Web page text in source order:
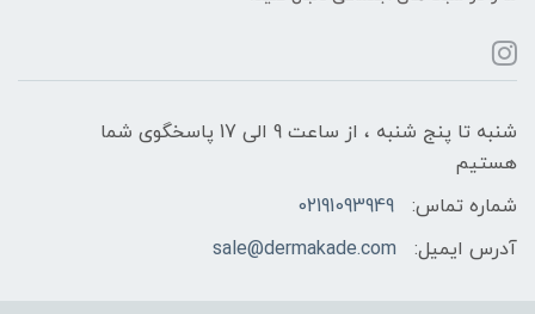
شنبه تا پنج شنبه ، از ساعت 9 الی 17 پاسخگوی شما
هستیم
شماره تماس:
02191093949
آدرس ایمیل:
sale@dermakade.com